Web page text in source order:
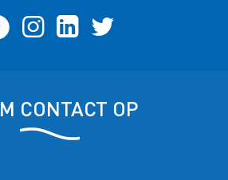
CONTACT OP